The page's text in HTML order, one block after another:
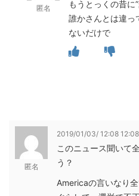
匿名
もうとっくの昔に
誰かさんとは違っ
ないだけで
匿名
2019/01/03/ 12:08
このニュース聞いて
う？
Americaの言いなり